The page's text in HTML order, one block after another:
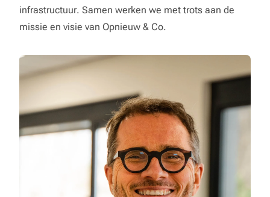
infrastructuur. Samen werken we met trots aan de
missie en visie van Opnieuw & Co.